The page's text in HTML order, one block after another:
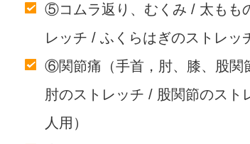
⑤コムラ返り、むくみ / 太もも
レッチ / ふくらはぎのストレッ
⑥関節痛（手首，肘、膝、股関
肘のストレッチ / 股関節のスト
人用）